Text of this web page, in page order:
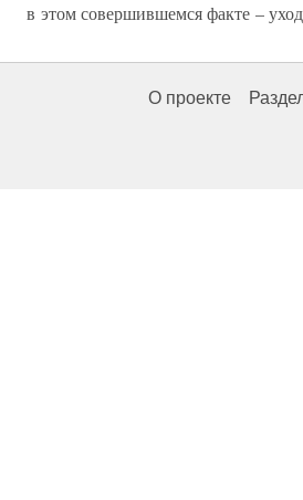
в этом совершившемся факте –
О проекте